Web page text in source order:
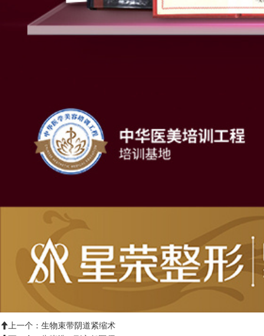
上一个： 生物束带阴道紧缩术